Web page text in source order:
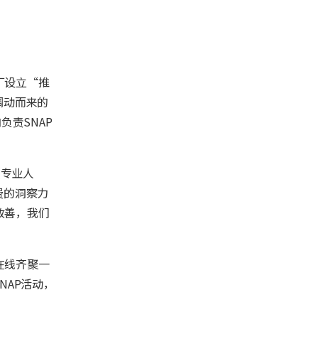
设立“推
而来的
责SNAP
业人
洞察力
善，我们
线齐聚一
活动，